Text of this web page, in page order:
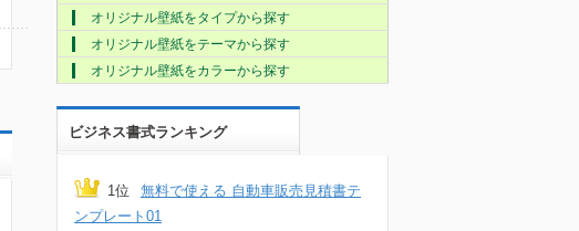
オリジナル壁紙をタイプから探す
オリジナル壁紙をテーマから探す
オリジナル壁紙をカラーから探す
ビジネス書式ランキング
1位
無料で使える 自動車販売見積書テ
ンプレート01